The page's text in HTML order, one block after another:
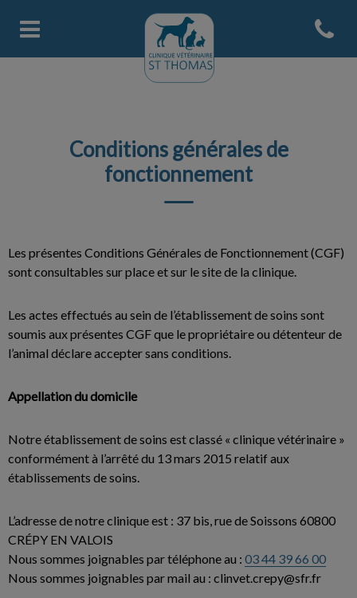
Page d'accueil de Clinique
Open
Conditions générales de
fonctionnement
Les présentes Conditions Générales de Fonctionnement (CGF)
sont consultables sur place et sur le site de la clinique.
Les actes effectués au sein de l’établissement de soins sont
soumis aux présentes CGF que le propriétaire ou détenteur de
l’animal déclare accepter sans conditions.
Appellation du domicile
Notre établissement de soins est classé « clinique vétérinaire »
conformément à l’arrêté du 13 mars 2015 relatif aux
établissements de soins.
L’adresse de notre clinique est : 37 bis, rue de Soissons 60800
CRÉPY EN VALOIS
Nous sommes joignables par téléphone au : 03 44 39 66 00
Nous sommes joignables par mail au : clinvet.crepy@sfr.fr